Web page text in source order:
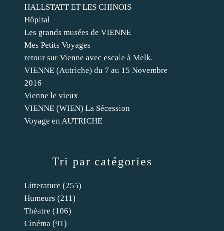
Tri par catégories
Litterature (255)
Humeurs (211)
Théatre (106)
Cinéma (91)
HALLSTATT ET LES CHINOIS
Hôpital
Les grands musées de VIENNE
Mes Petits Voyages
retour sur Vienne avec escale à Melk.
VIENNE (Autriche) du 7 au 15 Novembre
2016
Vienne le vieux
VIENNE (WIEN) La Sécession
Voyage en AUTRICHE